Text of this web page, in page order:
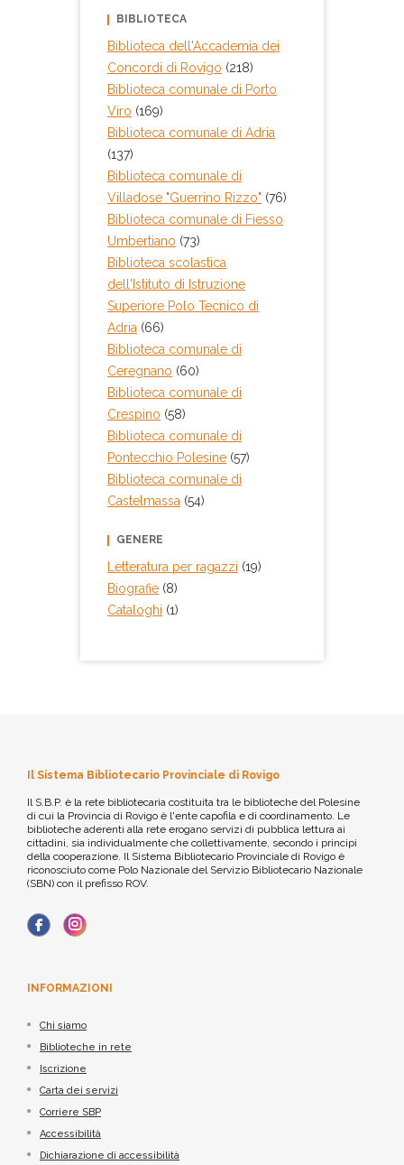
BIBLIOTECA
Biblioteca dell'Accademia dei
Concordi di Rovigo (218)
Biblioteca comunale di Porto
Viro (169)
Biblioteca comunale di Adria
(137)
Biblioteca comunale di
Villadose "Guerrino Rizzo" (76)
Biblioteca comunale di Fiesso
Umbertiano (73)
Biblioteca scolastica
dell'Istituto di Istruzione
Superiore Polo Tecnico di
Adria (66)
Biblioteca comunale di
Ceregnano (60)
Biblioteca comunale di
Crespino (58)
Biblioteca comunale di
Pontecchio Polesine (57)
Biblioteca comunale di
Castelmassa (54)
GENERE
Letteratura per ragazzi (19)
Biografie (8)
Cataloghi (1)
Il Sistema Bibliotecario Provinciale di Rovigo
Il S.B.P. è la rete bibliotecaria costituita tra le biblioteche del Polesine
di cui la Provincia di Rovigo è l'ente capofila e di coordinamento. Le
biblioteche aderenti alla rete erogano servizi di pubblica lettura ai
cittadini, sia individualmente che collettivamente, secondo i principi
della cooperazione. Il Sistema Bibliotecario Provinciale di Rovigo è
riconosciuto come Polo Nazionale del Servizio Bibliotecario Nazionale
(SBN) con il prefisso ROV.
INFORMAZIONI
Chi siamo
Biblioteche in rete
Iscrizione
Carta dei servizi
Corriere SBP
Accessibilità
Dichiarazione di accessibilità